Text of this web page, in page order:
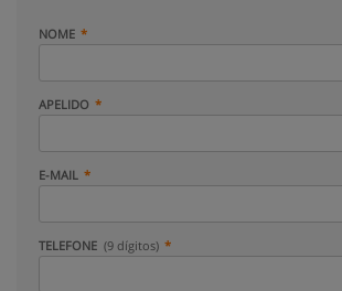
NOME
APELIDO
E-MAIL
TELEFONE (9 dígitos)